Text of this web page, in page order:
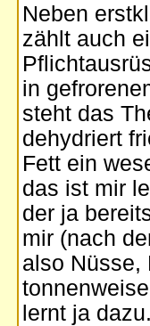
Neben
zählt auch
in
steht das
dehydriert
Fett ein
das ist mir
der ja
mir (nach
also Nüsse,
lernt ja